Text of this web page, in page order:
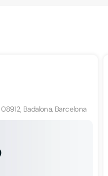
Badalona, Barcelona